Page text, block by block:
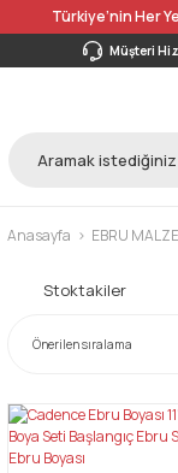
Türkiye’nin Her
Müşteri
Anasayfa EBRU
Stoktakiler